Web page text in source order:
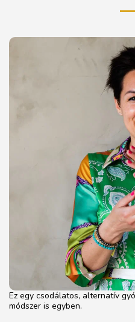
Ez egy csodálatos, alternatív
módszer is egyben.